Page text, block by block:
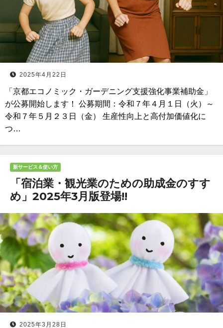
2025年4月22日
「京都エコノミック・ガーデニング支援強化事業補助金」
が公募開始します！ 公募期間：令和７年４月１日（火）～
令和７年５月２３日（金） 生産性向上と高付加価値化に
つ…
新サービス＆使い方
「宿泊業・観光業のための助成金のすす
め」2025年3月版登場!!
2025年3月28日